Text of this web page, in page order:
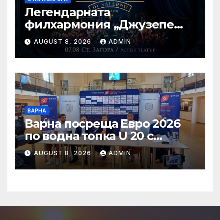
Легендарната
филхармония „Джузепе
Верди“ от Салерно с
концерт под звездите тази
вечер в Летен татър – Стара
Загора
AUGUST 8, 2026 ADMIN
ВАРНА
Варна посреща Евро 2026
по водна топка U 20 с
отлични условия на
състезателните басейни
AUGUST 8, 2026 ADMIN